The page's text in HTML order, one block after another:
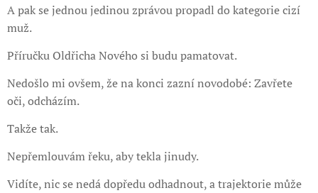
A pak se jednou jedinou zprávou propadl do kategorie cizí
muž.
Příručku Oldřicha Nového si budu pamatovat.
Nedošlo mi ovšem, že na konci zazní novodobé: Zavřete
oči, odcházím.
Takže tak.
Nepřemlouvám řeku, aby tekla jinudy.
Vidíte, nic se nedá dopředu odhadnout, a trajektorie může